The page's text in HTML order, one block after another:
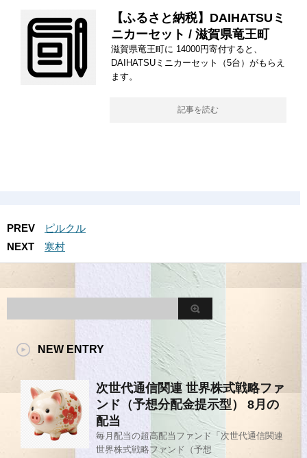
【ふるさと納税】DAIHATSUミ
ニカーセット / 滋賀県竜王町
滋賀県竜王町に 14000円寄付すると、
DAIHATSUミニカーセット（5台）がもらえ
ます。
記事を読む
PREV
ピルクル
NEXT
寒村
NEW ENTRY
次世代通信関連 世界株式戦略ファ
ンド（予想分配金提示型） 8月の
配当
毎月配当の超高配当ファンド「次世代通信関連
世界株式戦略ファンド（予想